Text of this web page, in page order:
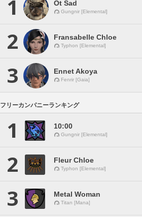
1 Ot Sad
Gungnir [Elemental]
2 Fransabelle Chloe
Typhon [Elemental]
3 Ennet Akoya
Fenrir [Gaia]
フリーカンパニーランキング
1 10:00
Gungnir [Elemental]
2 Fleur Chloe
Typhon [Elemental]
3 Metal Woman
Titan [Mana]